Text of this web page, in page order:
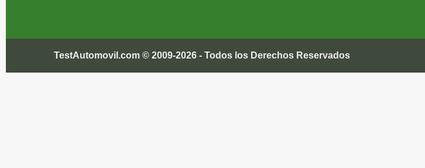
TestAutomovil.com © 2009-2026 - Todos los Derechos Reservados